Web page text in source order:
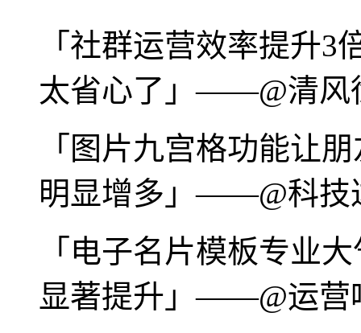
「社群运营效率提升
太省心了」——@清风
「图片九宫格功能让
明显增多」——@科技
「电子名片模板专业
显著提升」——@运营